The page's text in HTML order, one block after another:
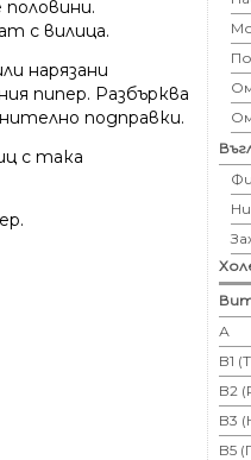
с вилица.
нарязани
пипер. Разбърква
подправки.
с така
А
B1
B2
B3
B5